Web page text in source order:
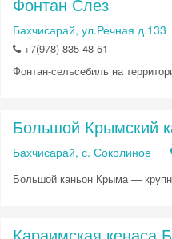
Бахчисарай, ул.Речная д.133
+7(978) 835-48-51
Фонтан-сельсебиль на
Большой Крымский
Бахчисарай, с. Соколиное
Большой каньон Крыма —